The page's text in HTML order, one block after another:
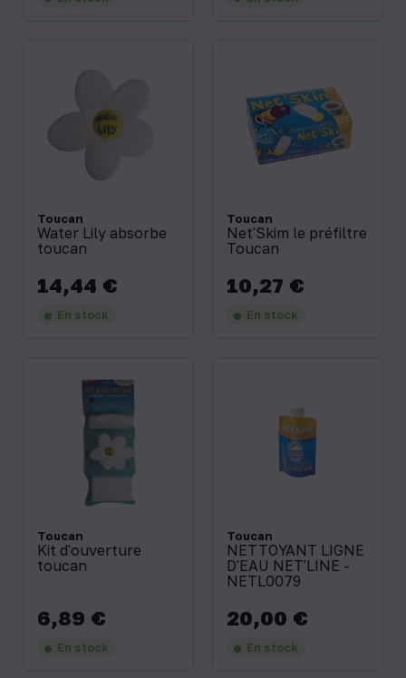
Toucan
Water Lily absorbe
toucan
Prix
14,44 €
En stock
Toucan
Net'Skim le préfiltre
Toucan
Prix
10,27 €
En stock
Toucan
Kit d'ouverture
toucan
Prix
6,89 €
En stock
Toucan
NETTOYANT LIGNE
D'EAU NET'LINE -
NETL0079
Prix
20,00 €
En stock